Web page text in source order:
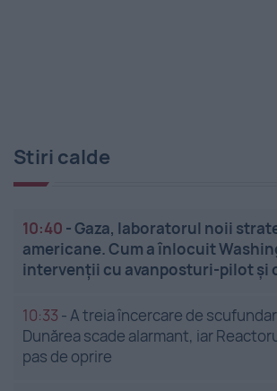
Stiri calde
10:40 -Gaza, laboratorul noii
americane. Cum a înlocuit
intervenții cu avanposturi-pilot și
10:33 -A treia încercare de
Dunărea scade alarmant, iar
pas de oprire